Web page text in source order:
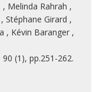
, Melinda Rahrah ,
, Stéphane Girard ,
, Kévin Baranger ,
90 (1), pp.251-262.